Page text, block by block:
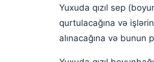
Yuxuda qızıl sep
qurtulacağına və
alınacağına və bunun